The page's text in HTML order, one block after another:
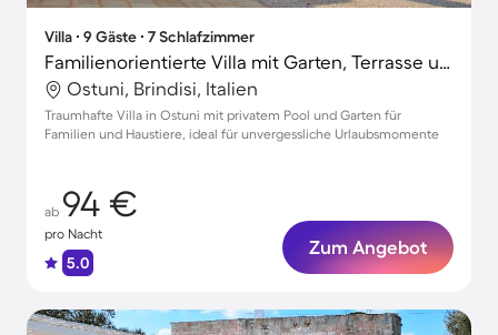
Villa ∙ 9 Gäste ∙ 7 Schlafzimmer
Familienorientierte Villa mit Garten, Terrasse und privatem Pool | Naturblick | Hunde erlaubt
Ostuni, Brindisi, Italien
Traumhafte Villa in Ostuni mit privatem Pool und Garten für
Familien und Haustiere, ideal für unvergessliche Urlaubsmomente
ab 94 €
pro Nacht
5.0
Zum Angebot